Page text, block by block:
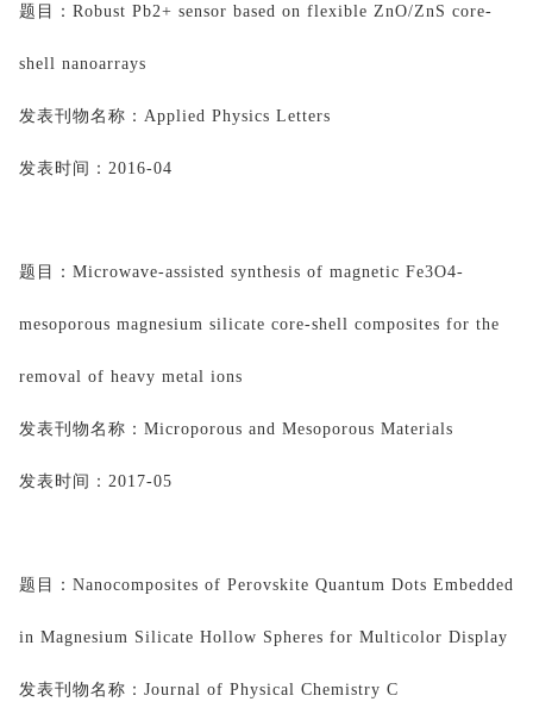
题目： Robust Pb2+ sensor based on flexible ZnO/ZnS core-
shell nanoarrays
发表刊物名称： Applied Physics Letters
发表时间： 2016-04
题目： Microwave-assisted synthesis of magnetic Fe3O4-
mesoporous magnesium silicate core-shell composites for the
removal of heavy metal ions
发表刊物名称： Microporous and Mesoporous Materials
发表时间： 2017-05
题目： Nanocomposites of Perovskite Quantum Dots Embedded
in Magnesium Silicate Hollow Spheres for Multicolor Display
发表刊物名称： Journal of Physical Chemistry C